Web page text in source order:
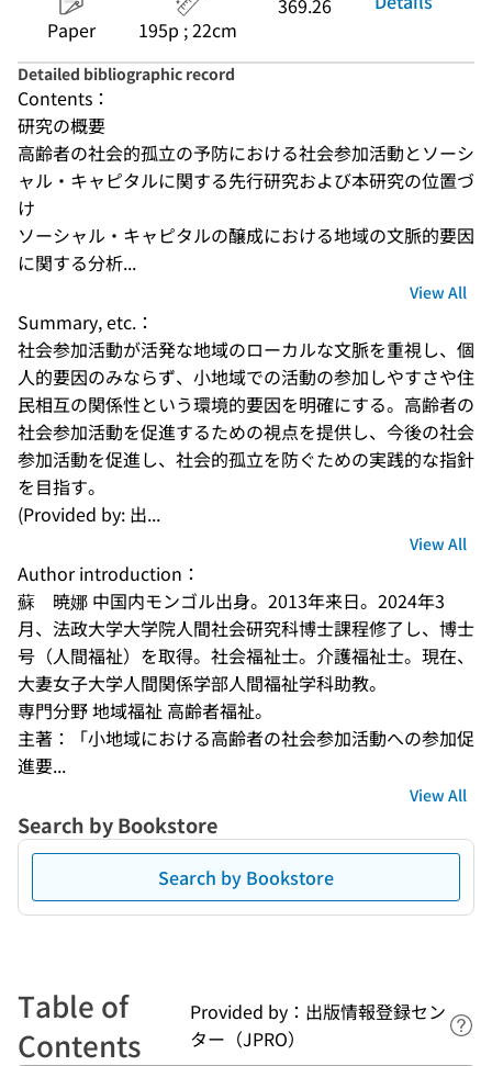
Paper 195p ; 22cm
369.26
Detailed bibliographic record
Contents：
研究の概要
高齢者の社会的孤立の予防における社会参加活動とソーシ
ャル・キャピタルに関する先行研究および本研究の位置づ
け
ソーシャル・キャピタルの醸成における地域の文脈的要因
に関する分析...
View All
Summary, etc.：
社会参加活動が活発な地域のローカルな文脈を重視し、個
人的要因のみならず、小地域での活動の参加しやすさや住
民相互の関係性という環境的要因を明確にする。高齢者の
社会参加活動を促進するための視点を提供し、今後の社会
参加活動を促進し、社会的孤立を防ぐための実践的な指針
を目指す。
(Provided by: 出...
View All
Author introduction：
蘇　暁娜 中国内モンゴル出身。2013年来日。2024年3
月、法政大学大学院人間社会研究科博士課程修了し、博士
号（人間福祉）を取得。社会福祉士。介護福祉士。現在、
大妻女子大学人間関係学部人間福祉学科助教。
専門分野 地域福祉 高齢者福祉。
主著：「小地域における高齢者の社会参加活動への参加促
進要...
View All
Search by Bookstore
Search by Bookstore
Table of
Contents
Provided by：出版情報登録セン
ター（JPRO）